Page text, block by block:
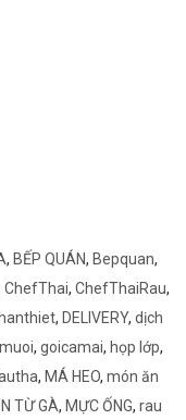
, BẾP QUÁN, Bepquan,
ChefThai, ChefThaiRau,
, DELIVERY, dịch
, goicamai, họp lớp,
, MÁ HEO, món ăn
TỪ GÀ, MỰC ỐNG, rau